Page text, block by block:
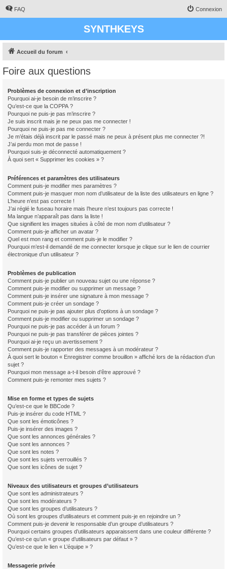
FAQ Connexion
SYNTHKEYS
Accueil du forum
Foire aux questions
Problèmes de connexion et d’inscription
Pourquoi ai-je besoin de m’inscrire ?
Qu’est-ce que la COPPA ?
Pourquoi ne puis-je pas m’inscrire ?
Je suis inscrit mais je ne peux pas me connecter !
Pourquoi ne puis-je pas me connecter ?
Je m’étais déjà inscrit par le passé mais ne peux à présent plus me connecter ?!
J’ai perdu mon mot de passe !
Pourquoi suis-je déconnecté automatiquement ?
À quoi sert « Supprimer les cookies » ?
Préférences et paramètres des utilisateurs
Comment puis-je modifier mes paramètres ?
Comment puis-je masquer mon nom d’utilisateur de la liste des utilisateurs en ligne ?
L’heure n’est pas correcte !
J’ai réglé le fuseau horaire mais l’heure n’est toujours pas correcte !
Ma langue n’apparaît pas dans la liste !
Que signifient les images situées à côté de mon nom d’utilisateur ?
Comment puis-je afficher un avatar ?
Quel est mon rang et comment puis-je le modifier ?
Pourquoi m’est-il demandé de me connecter lorsque je clique sur le lien de courrier
électronique d’un utilisateur ?
Problèmes de publication
Comment puis-je publier un nouveau sujet ou une réponse ?
Comment puis-je modifier ou supprimer un message ?
Comment puis-je insérer une signature à mon message ?
Comment puis-je créer un sondage ?
Pourquoi ne puis-je pas ajouter plus d’options à un sondage ?
Comment puis-je modifier ou supprimer un sondage ?
Pourquoi ne puis-je pas accéder à un forum ?
Pourquoi ne puis-je pas transférer de pièces jointes ?
Pourquoi ai-je reçu un avertissement ?
Comment puis-je rapporter des messages à un modérateur ?
À quoi sert le bouton « Enregistrer comme brouillon » affiché lors de la rédaction d’un
sujet ?
Pourquoi mon message a-t-il besoin d’être approuvé ?
Comment puis-je remonter mes sujets ?
Mise en forme et types de sujets
Qu’est-ce que le BBCode ?
Puis-je insérer du code HTML ?
Que sont les émoticônes ?
Puis-je insérer des images ?
Que sont les annonces générales ?
Que sont les annonces ?
Que sont les notes ?
Que sont les sujets verrouillés ?
Que sont les icônes de sujet ?
Niveaux des utilisateurs et groupes d’utilisateurs
Que sont les administrateurs ?
Que sont les modérateurs ?
Que sont les groupes d’utilisateurs ?
Où sont les groupes d’utilisateurs et comment puis-je en rejoindre un ?
Comment puis-je devenir le responsable d’un groupe d’utilisateurs ?
Pourquoi certains groupes d’utilisateurs apparaissent dans une couleur différente ?
Qu’est-ce qu’un « groupe d’utilisateurs par défaut » ?
Qu’est-ce que le lien « L’équipe » ?
Messagerie privée